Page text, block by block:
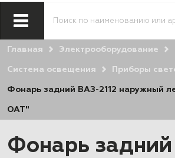
Главная Электрооборудование
Система освещения Приборы
Фонарь задний ВАЗ-2112 наружный
ОАТ"
Фонарь задний